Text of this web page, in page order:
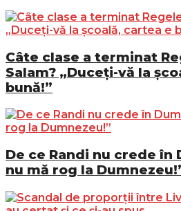
Câte clase a terminat
Salam? „Duceți-vă la
bună!”
De ce Randi nu crede în
nu mă rog la